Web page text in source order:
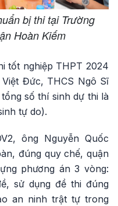
bị thi tại Trường
Hoàn Kiếm
tốt nghiệp THPT 2024
Đức, THCS Ngô Sĩ
số thí sinh dự thi là
tự do).
ông Nguyễn Quốc
đúng quy chế, quận
phương án 3 vòng:
sử dụng đề thi đúng
an ninh trật tự trong